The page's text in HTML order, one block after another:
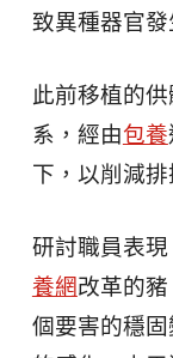
致異種器官
此前移植的
系，經由包養
下，以削減
研討職員表
養網改革的
個要害的穩